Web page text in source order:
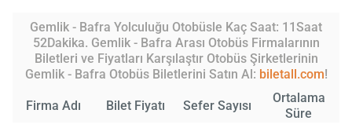
Gemlik - Bafra Yolculuğu Otobüsle Kaç Saat: 11Saat
52Dakika. Gemlik - Bafra Arası Otobüs Firmalarının
Biletleri ve Fiyatları Karşılaştır Otobüs Şirketlerinin
Gemlik - Bafra Otobüs Biletlerini Satın Al: biletall.com!
Firma Adı Bilet Fiyatı Sefer Sayısı
Ortalama
Süre